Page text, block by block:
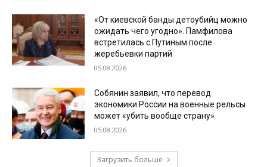
«От киевской банды детоубийц можно
ожидать чего угодно». Памфилова
встретилась с Путиным после
жеребьевки партий
05.08.2026
Собянин заявил, что перевод
экономики России на военные рельсы
может «убить вообще страну»
05.08.2026
Загрузить больше